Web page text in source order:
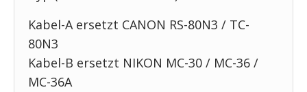
Kabel-A ersetzt CANON RS-80N3 / TC-
80N3
Kabel-B ersetzt NIKON MC-30 / MC-36 /
MC-36A